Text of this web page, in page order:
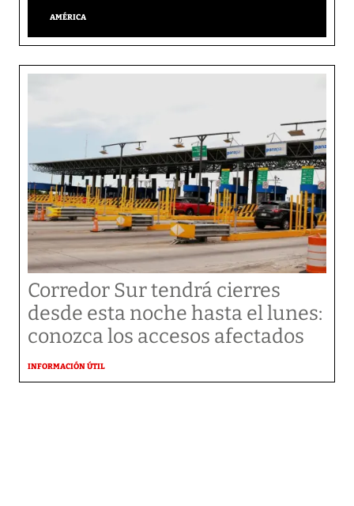
AMÉRICA
Corredor Sur tendrá cierres
desde esta noche hasta el lunes:
conozca los accesos afectados
INFORMACIÓN ÚTIL